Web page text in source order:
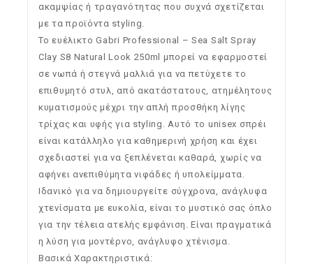
ακαμψίας ή τραγανότητας που συχνά σχετίζεται
με τα προϊόντα styling.
Το ευέλικτο Gabri Professional – Sea Salt Spray
Clay S8 Natural Look 250ml μπορεί να εφαρμοστεί
σε νωπά ή στεγνά μαλλιά για να πετύχετε το
επιθυμητό στυλ, από ακατάστατους, ατημέλητους
κυματισμούς μέχρι την απλή προσθήκη λίγης
τρίχας και υφής για styling. Αυτό το unisex σπρέι
είναι κατάλληλο για καθημερινή χρήση και έχει
σχεδιαστεί για να ξεπλένεται καθαρά, χωρίς να
αφήνει ανεπιθύμητα νιφάδες ή υπολείμματα.
Ιδανικό για να δημιουργείτε σύγχρονα, ανάγλυφα
χτενίσματα με ευκολία, είναι το μυστικό σας όπλο
για την τέλεια ατελής εμφάνιση. Είναι πραγματικά
η λύση για μοντέρνο, ανάγλυφο χτένισμα.
Βασικά Χαρακτηριστικά: